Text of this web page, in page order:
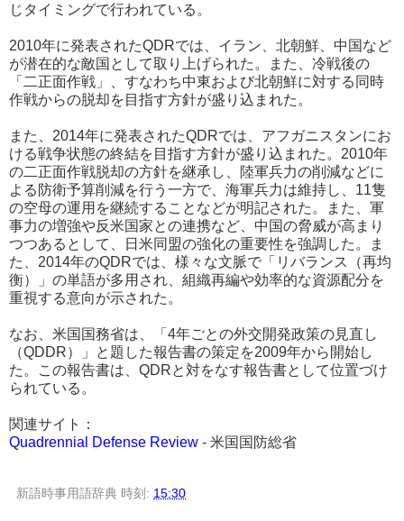
じタイミングで行われている。
2010年に発表されたQDRでは、イラン、北朝鮮、中国など
が潜在的な敵国として取り上げられた。また、冷戦後の
「二正面作戦」、すなわち中東および北朝鮮に対する同時
作戦からの脱却を目指す方針が盛り込まれた。
また、2014年に発表されたQDRでは、アフガニスタンにお
ける戦争状態の終結を目指す方針が盛り込まれた。2010年
の二正面作戦脱却の方針を継承し、陸軍兵力の削減などに
よる防衛予算削減を行う一方で、海軍兵力は維持し、11隻
の空母の運用を継続することなどが明記された。また、軍
事力の増強や反米国家との連携など、中国の脅威が高まり
つつあるとして、日米同盟の強化の重要性を強調した。ま
た、2014年のQDRでは、様々な文脈で「リバランス（再均
衡）」の単語が多用され、組織再編や効率的な資源配分を
重視する意向が示された。
なお、米国国務省は、「4年ごとの外交開発政策の見直し
（QDDR）」と題した報告書の策定を2009年から開始し
た。この報告書は、QDRと対をなす報告書として位置づけ
られている。
関連サイト：
Quadrennial Defense Review - 米国国防総省
新語時事用語辞典 時刻: 15:30